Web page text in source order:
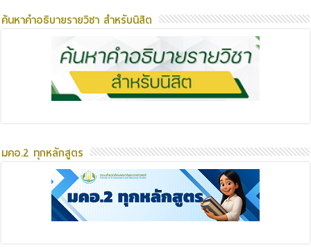
ค้นหาคำอธิบายรายวิชา สำหรับนิสิต
มคอ.2 ทุกหลักสูตร